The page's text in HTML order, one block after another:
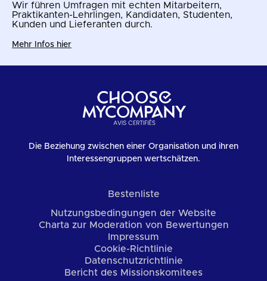
Wir führen Umfragen mit echten Mitarbeitern,
Praktikanten-Lehrlingen, Kandidaten, Studenten,
Kunden und Lieferanten durch.
Mehr Infos hier
Die Beziehung zwischen einer Organisation und ihren
Interessengruppen wertschätzen.
Bestenliste
Nutzungsbedingungen der Website
Charta zur Moderation von Bewertungen
Impressum
Cookie-Richtlinie
Datenschutzrichtlinie
Bericht des Missionskomitees